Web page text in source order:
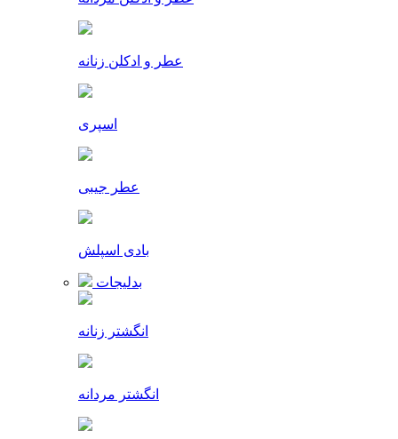
عطر و ادکلن زنانه
اسپری
عطر جیبی
بادی اسپلش
بدلیجات
انگشتر زنانه
انگشتر مردانه